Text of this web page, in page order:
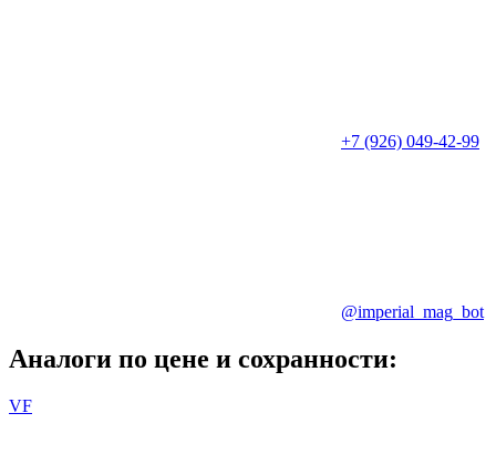
+7 (926) 049-42-99
@imperial_mag_bot
Аналоги по цене и сохранности:
VF